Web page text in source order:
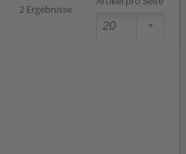
2 Ergebnisse